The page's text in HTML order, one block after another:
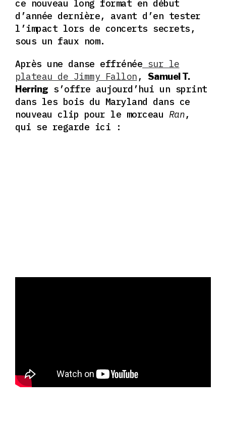
ce nouveau long format en début
d’année dernière, avant d’en tester
l’impact lors de concerts secrets,
sous un faux nom.
Après une danse effrénée sur le
plateau de Jimmy Fallon ,
Samuel T.
Herring s’offre aujourd’hui un sprint
dans les bois du Maryland dans ce
nouveau clip pour le morceau Ran,
qui se regarde ici :